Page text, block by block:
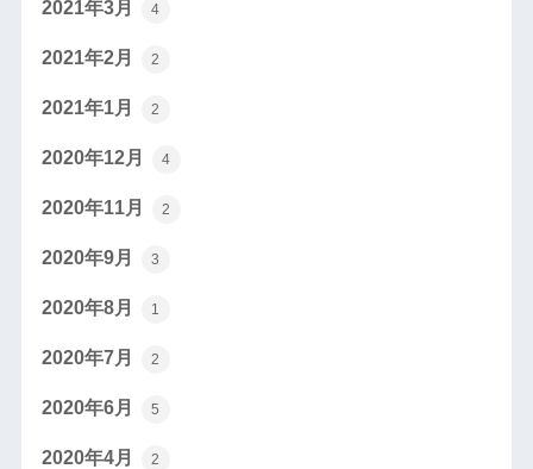
2021年3月 4
2021年2月 2
2021年1月 2
2020年12月 4
2020年11月 2
2020年9月 3
2020年8月 1
2020年7月 2
2020年6月 5
2020年4月 2